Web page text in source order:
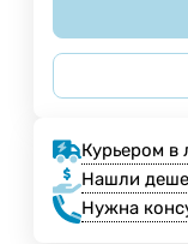
Курьером в
Нашли
Нужна